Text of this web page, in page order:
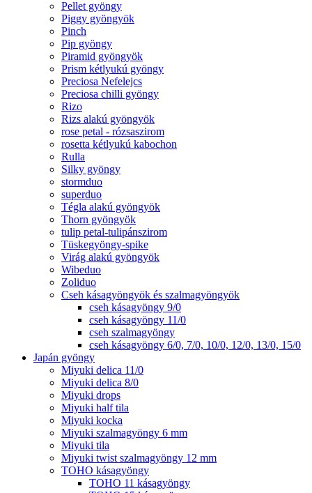
Pellet gyöngy
Piggy gyöngyök
Pinch
Pip gyöngy
Piramid gyöngyök
Prism kétlyukú gyöngy
Preciosa Nefelejcs
Preciosa chilli gyöngy
Rizo
Rizs alakú gyöngyök
rose petal - rózsaszirom
rosetta kétlyukú kabochon
Rulla
Silky gyöngy
stormduo
superduo
Tégla alakú gyöngyök
Thorn gyöngyök
tulip petal-tulipánszirom
Tüskegyöngy-spike
Virág alakú gyöngyök
Wibeduo
Zoliduo
Cseh kásagyöngyök és szalmagyöngyök
cseh kásagyöngy 9/0
cseh kásagyöngy 11/0
cseh szalmagyöngy
cseh kásagyöngy 6/0, 7/0, 10/0, 12/0, 13/0, 15/0
Japán gyöngy
Miyuki delica 11/0
Miyuki delica 8/0
Miyuki drops
Miyuki half tila
Miyuki kocka
Miyuki szalmagyöngy 6 mm
Miyuki tila
Miyuki twist szalmagyöngy 12 mm
TOHO kásagyöngy
TOHO 11 kásagyöngy